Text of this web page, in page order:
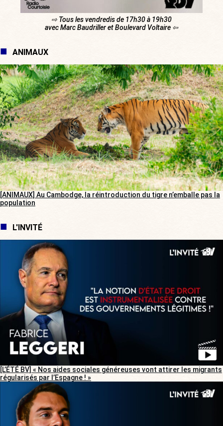
⇨ Tous les vendredis de 17h30 à 19h30
avec Marc Baudriller et Boulevard Voltaire ⇦
ANIMAUX
[ANIMAUX] Au Cambodge, la réintroduction du tigre n’emballe pas la
population
L'INVITÉ
[L’ÉTÉ BV] « Nos aides sociales généreuses vont attirer les migrants
régularisés par l’Espagne ! »